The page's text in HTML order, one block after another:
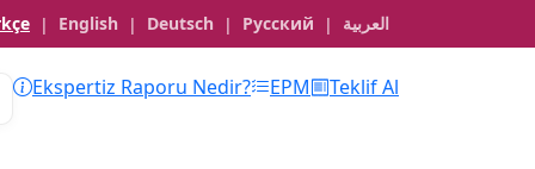
| English | Deutsch | Русский | العربية
Ekspertiz Raporu Nedir? EPM Teklif Al